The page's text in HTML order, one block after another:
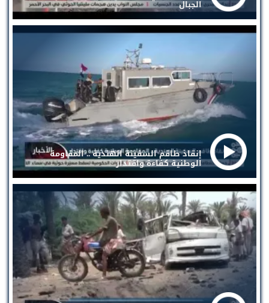
الجبال
إنقاذ طاقم السفينة الهندية .. المقاومة
الوطنية كفاءة واقتدار